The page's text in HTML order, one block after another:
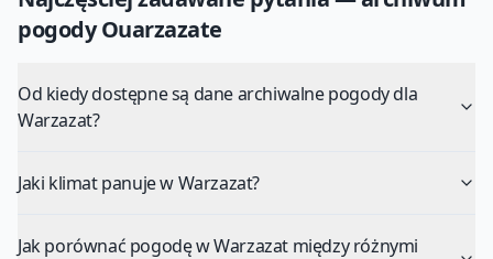
pogodyOuarzazate
Od kiedy dostępne są dane archiwalne pogody dla
Warzazat?
Jaki klimat panuje w Warzazat?
Jak porównać pogodę w Warzazat między różnymi